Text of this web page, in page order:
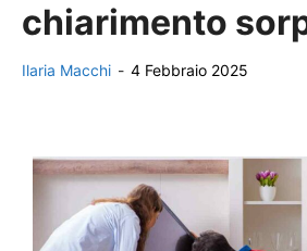
chiarimento
Ilaria Macchi - 4 Febbraio 2025